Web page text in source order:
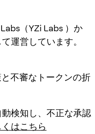
（YZi Labs ）か
運営しています。
不審なトークンの折
検知し、不正な承認
はこちら